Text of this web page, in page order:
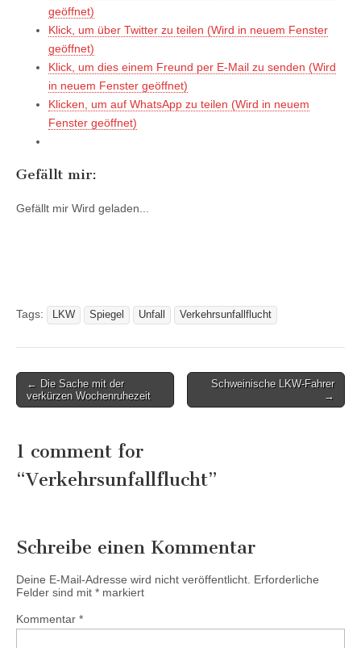
geöffnet)
Klick, um über Twitter zu teilen (Wird in neuem Fenster
geöffnet)
Klick, um dies einem Freund per E-Mail zu senden (Wird
in neuem Fenster geöffnet)
Klicken, um auf WhatsApp zu teilen (Wird in neuem
Fenster geöffnet)
Gefällt mir:
Gefällt mir Wird geladen...
Tags: LKW Spiegel Unfall Verkehrsunfallflucht
Post
navigation
← Die Sache mit der
verkürzen Wochenruhezeit
Schweinische LKW-Fahrer
→
1 comment for
“Verkehrsunfallflucht”
Schreibe einen Kommentar
Deine E-Mail-Adresse wird nicht veröffentlicht. Erforderliche
Felder sind mit * markiert
Kommentar *